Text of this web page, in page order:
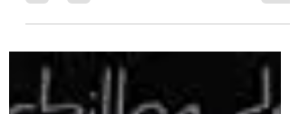
Synopsis : Sous le soleil de la Côte d'azur,
jour où la mort accidentelle de son mari,
peu...